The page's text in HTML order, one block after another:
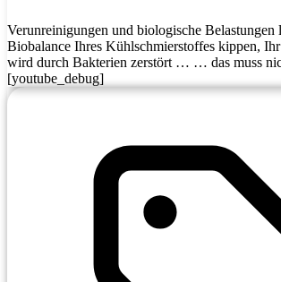
Verunreinigungen und biologische Belastungen
Biobalance Ihres Kühlschmierstoffes kippen,
wird durch Bakterien zerstört … … das muss
[youtube_debug]